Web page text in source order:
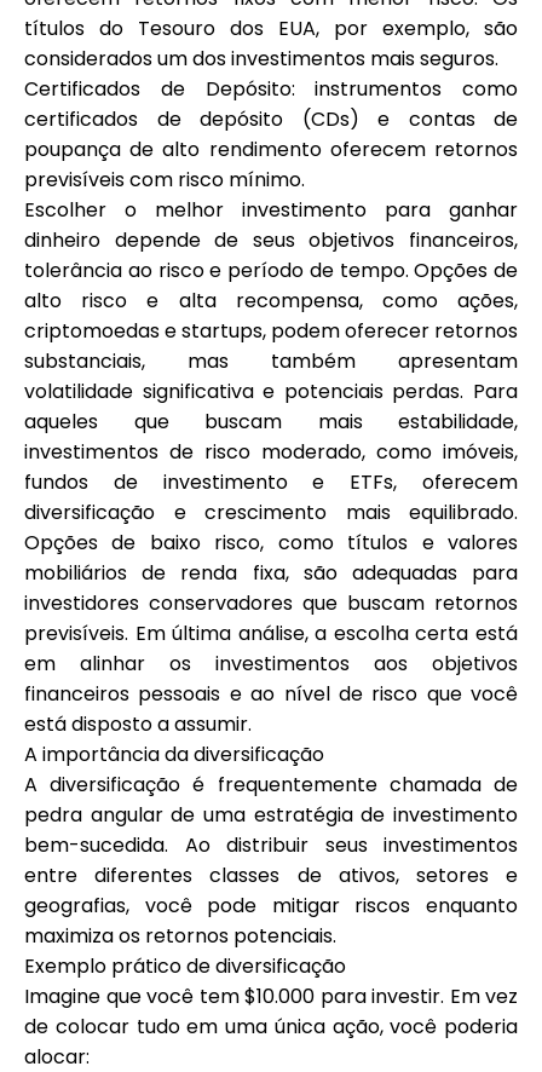
títulos do Tesouro dos EUA, por exemplo, são
considerados um dos investimentos mais seguros.
Certificados de Depósito: instrumentos como
certificados de depósito (CDs) e contas de
poupança de alto rendimento oferecem retornos
previsíveis com risco mínimo.
Escolher o melhor investimento para ganhar
dinheiro depende de seus objetivos financeiros,
tolerância ao risco e período de tempo. Opções de
alto risco e alta recompensa, como ações,
criptomoedas e startups, podem oferecer retornos
substanciais, mas também apresentam
volatilidade significativa e potenciais perdas. Para
aqueles que buscam mais estabilidade,
investimentos de risco moderado, como imóveis,
fundos de investimento e ETFs, oferecem
diversificação e crescimento mais equilibrado.
Opções de baixo risco, como títulos e valores
mobiliários de renda fixa, são adequadas para
investidores conservadores que buscam retornos
previsíveis. Em última análise, a escolha certa está
em alinhar os investimentos aos objetivos
financeiros pessoais e ao nível de risco que você
está disposto a assumir.
A importância da diversificação
A diversificação é frequentemente chamada de
pedra angular de uma estratégia de investimento
bem-sucedida. Ao distribuir seus investimentos
entre diferentes classes de ativos, setores e
geografias, você pode mitigar riscos enquanto
maximiza os retornos potenciais.
Exemplo prático de diversificação
Imagine que você tem $10.000 para investir. Em vez
de colocar tudo em uma única ação, você poderia
alocar: